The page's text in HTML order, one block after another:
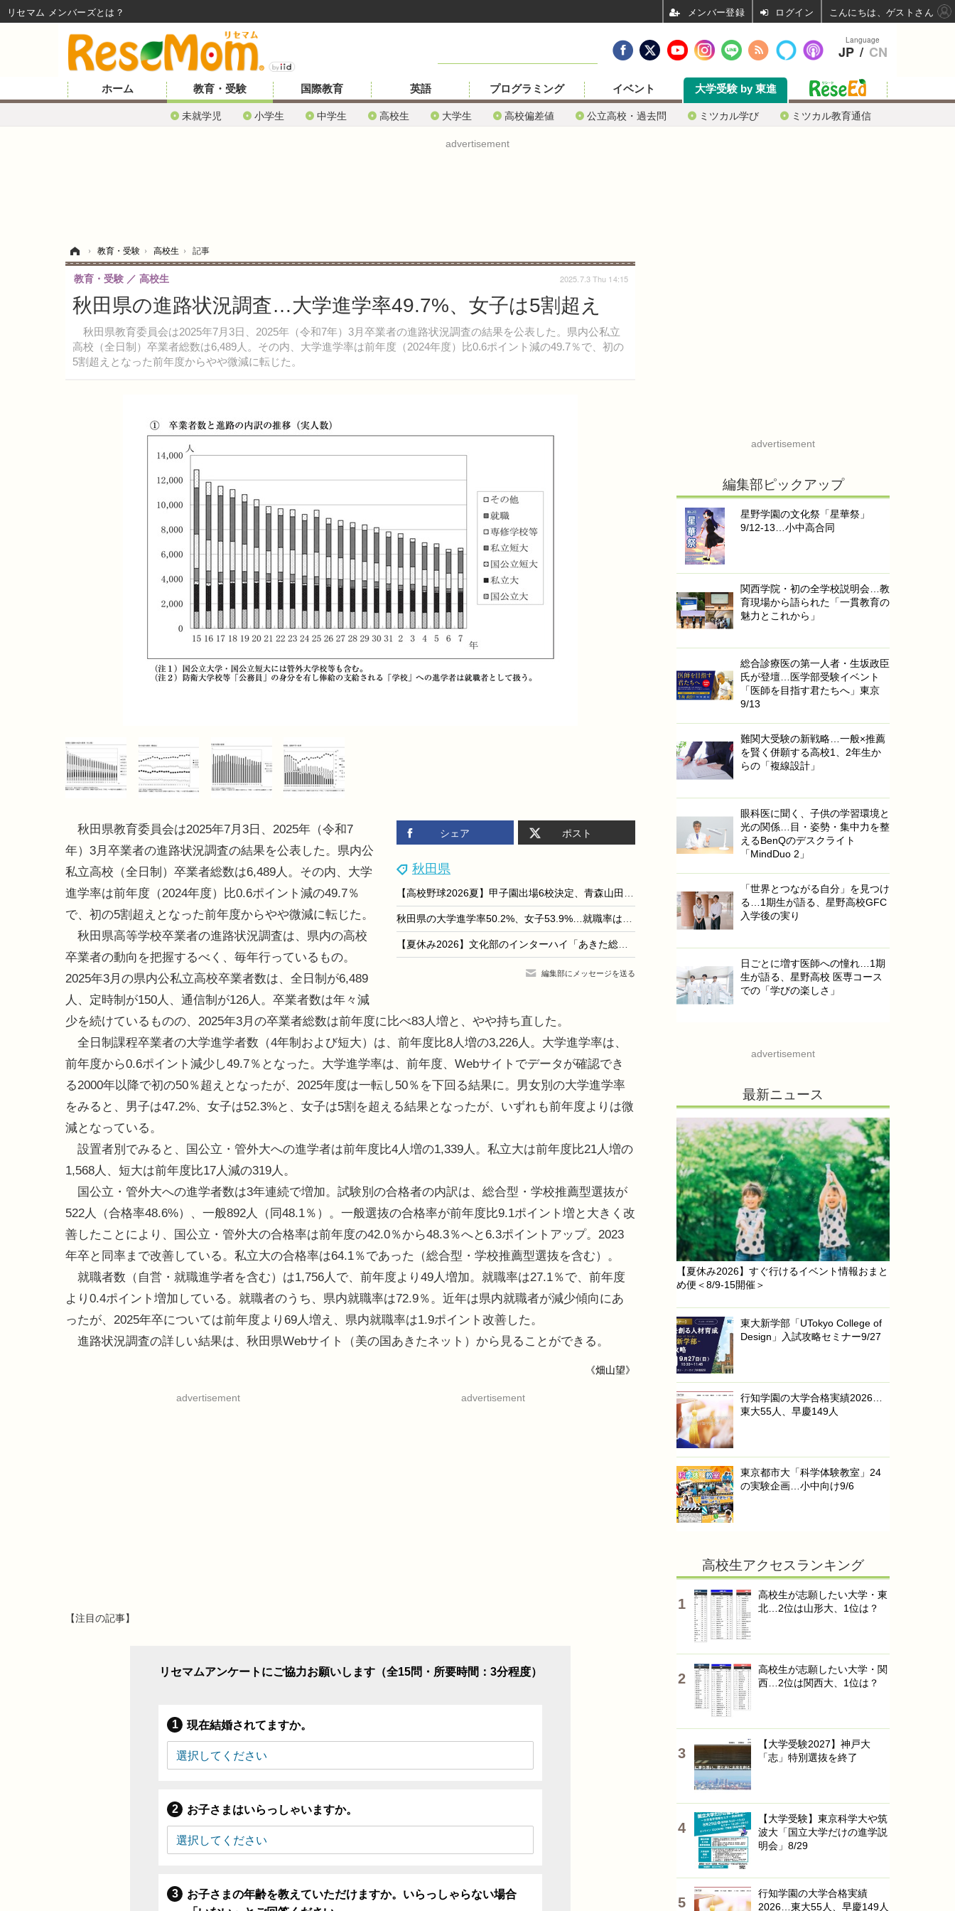
ホーム 教育・受験
未就学児 小学生 中学生 高校生 大学生 高校偏差値 公立高校・過去問 ミツカル学び ミツカル教育通信
国際教育 英語 プログラミング イベント 大学受験 by 東進
advertisement
› 教育・受験 › 高校生 › 記事
秋田県の進路状況調査…大学進学率49.7%、女子は5割超え
秋田県教育委員会は2025年7月3日、2025年（令和7年）3月卒業者の進路状況調査の結果を公表した。県内公私立
高校（全日制）卒業者総数は6,489人。その内、大学進学率は前年度（2024年度）比0.6ポイント減の49.7％で、初の
5割超えとなった前年度からやや微減に転じた。
教育・受験 高校生 2025.7.3 Thu 14:15
シェア ポスト
秋田県
【高校野球2026夏】甲子園出場6校決定、青森山田が延長サヨナラ勝ち
秋田県の大学進学率50.2%、女子53.9%…就職率は27.2%
【夏休み2026】文化部のインターハイ「あきた総文」7/26-8/1
編集部にメッセージを送る
秋田県教育委員会は2025年7月3日、2025年（令和7
年）3月卒業者の進路状況調査の結果を公表した。県内公
私立高校（全日制）卒業者総数は6,489人。その内、大学
進学率は前年度（2024年度）比0.6ポイント減の49.7％
で、初の5割超えとなった前年度からやや微減に転じた。
秋田県高等学校卒業者の進路状況調査は、県内の高校
卒業者の動向を把握するべく、毎年行っているもの。
2025年3月の県内公私立高校卒業者数は、全日制が6,489
人、定時制が150人、通信制が126人。卒業者数は年々減
少を続けているものの、2025年3月の卒業者総数は前年度に比べ83人増と、やや持ち直した。
全日制課程卒業者の大学進学者数（4年制および短大）は、前年度比8人増の3,226人。大学進学率は、
前年度から0.6ポイント減少し49.7％となった。大学進学率は、前年度、Webサイトでデータが確認でき
る2000年以降で初の50％超えとなったが、2025年度は一転し50％を下回る結果に。男女別の大学進学率
をみると、男子は47.2%、女子は52.3%と、女子は5割を超える結果となったが、いずれも前年度よりは微
減となっている。
設置者別でみると、国公立・管外大への進学者は前年度比4人増の1,339人。私立大は前年度比21人増の
1,568人、短大は前年度比17人減の319人。
国公立・管外大への進学者数は3年連続で増加。試験別の合格者の内訳は、総合型・学校推薦型選抜が
522人（合格率48.6%）、一般892人（同48.1％）。一般選抜の合格率が前年度比9.1ポイント増と大きく改
善したことにより、国公立・管外大の合格率は前年度の42.0％から48.3％へと6.3ポイントアップ。2023
年卒と同率まで改善している。私立大の合格率は64.1％であった（総合型・学校推薦型選抜を含む）。
就職者数（自営・就職進学者を含む）は1,756人で、前年度より49人増加。就職率は27.1％で、前年度
より0.4ポイント増加している。就職者のうち、県内就職率は72.9％。近年は県内就職者が減少傾向にあ
ったが、2025年卒については前年度より69人増え、県内就職率は1.9ポイント改善した。
進路状況調査の詳しい結果は、秋田県Webサイト（美の国あきたネット）から見ることができる。
《畑山望》
advertisement advertisement
【注目の記事】
リセマムアンケートにご協力お願いします（全15問・所要時間：3分程度）
現在結婚されてますか。
お子さまはいらっしゃいますか。
お子さまの年齢を教えていただけますか。いらっしゃらない場合
advertisement
編集部ピックアップ
星野学園の文化祭「星華祭」
9/12-13…小中高合同
関西学院・初の全学校説明会…教
育現場から語られた「一貫教育の
魅力とこれから」
総合診療医の第一人者・生坂政臣
氏が登壇…医学部受験イベント
「医師を目指す君たちへ」東京
9/13
難関大受験の新戦略…一般×推薦
を賢く併願する高校1、2年生か
らの「複線設計」
眼科医に聞く、子供の学習環境と
光の関係…目・姿勢・集中力を整
えるBenQのデスクライト
「MindDuo 2」
「世界とつながる自分」を見つけ
る…1期生が語る、星野高校GFC
入学後の実り
日ごとに増す医師への憧れ…1期
生が語る、星野高校 医専コース
での「学びの楽しさ」
advertisement
最新ニュース
【夏休み2026】すぐ行けるイベント情報おまと
め便＜8/9-15開催＞
東大新学部「UTokyo College of
Design」入試攻略セミナー9/27
行知学園の大学合格実績2026…
東大55人、早慶149人
東京都市大「科学体験教室」24
の実験企画…小中向け9/6
高校生アクセスランキング
高校生が志願したい大学・東
北…2位は山形大、1位は？
高校生が志願したい大学・関
西…2位は関西大、1位は？
【大学受験2027】神戸大
「志」特別選抜を終了
【大学受験】東京科学大や筑
波大「国立大学だけの進学説
明会」8/29
行知学園の大学合格実績
2026…東大55人、早慶149人
Language
JP / CN
リセマム メンバーズ ログイン こんにちは、ゲストさん